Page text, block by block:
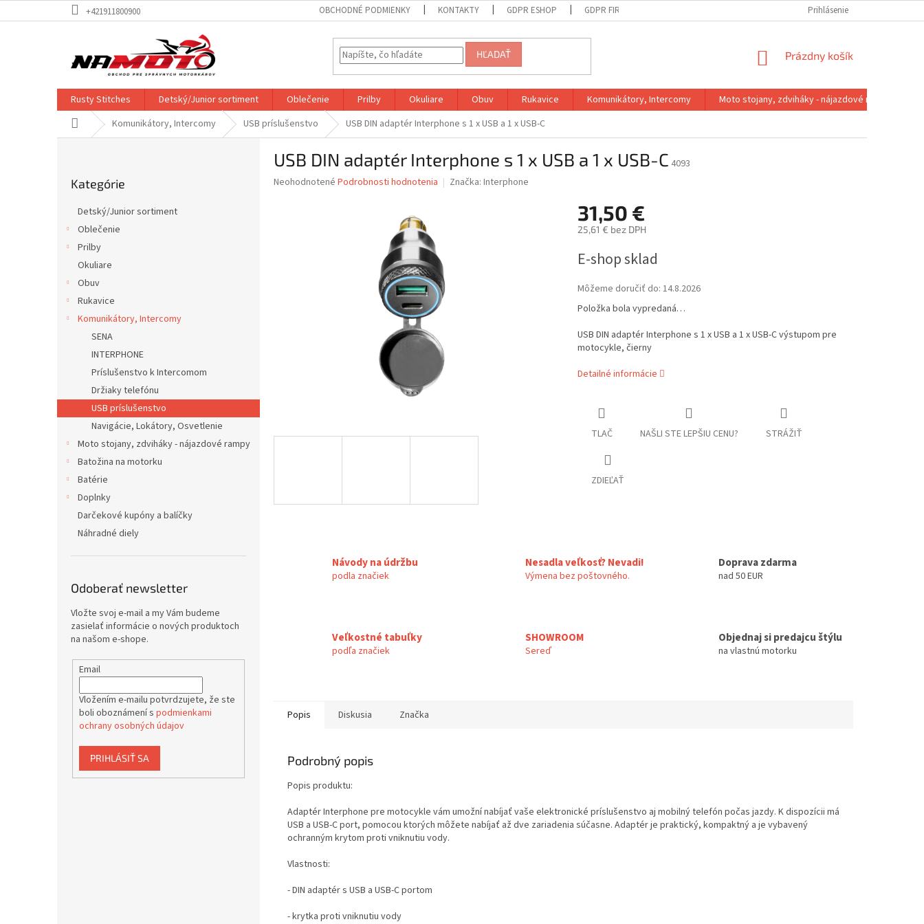
na
+421911800900 OBCHODNÉ PODMIENKY KONTAKTY GDPR ESHOP GDPR FIRMA VÝMENA VEĽKOSTI
Prihlásenie
HĽADAŤ
NÁKUPNÝ
Prázdny košík
Rusty Stitches Detský/Junior sortiment Oblečenie Prilby Okuliare Obuv Rukavice Komunikátory, Intercomy Moto stojany, zdviháky - nájazdové rampy
DomovKomunikátory, Intercomy USB príslušenstvo USB DIN adaptér Interphone s 1 x USB a 1 x USB-C
kategórie
Kategórie
Detský/Junior sortiment
Oblečenie
Prilby
Okuliare
Obuv
Rukavice
Komunikátory, Intercomy
SENA
INTERPHONE
Príslušenstvo k Intercomom
Držiaky telefónu
USB príslušenstvo
Navigácie, Lokátory, Osvetlenie
Moto stojany, zdviháky - nájazdové rampy
Batožina na motorku
Batérie
Doplnky
Darčekové kupóny a balíčky
Náhradné diely
Odoberať newsletter
Vložte svoj e-mail a my Vám budeme
zasielať informácie o nových produktoch
na našom e-shope.
Email
Vložením e-mailu potvrdzujete, že ste
boli oboznámení s podmienkami
ochrany osobných údajov
PRIHLÁSIŤ SA
USB DIN adaptér Interphone s 1 x USB a 1 x USB-C 4093
Priemerné
Neohodnotené Podrobnosti hodnotenia Značka: Interphone
31,50 €
25,61 € bez DPH
cena:
E-shop sklad
Môžeme doručiť do: 14.8.2026
Položka bola vypredaná…
USB DIN adaptér Interphone s 1 x USB a 1 x USB-C výstupom pre
motocykle, čierny
Detailné informácie
TLAČ NAŠLI STE LEPŠIU CENU? STRÁŽIŤ
ZDIEĽAŤ
Návody na údržbu
podla značiek
Nesadla veľkosť? Nevadi!
Výmena bez poštovného.
Doprava zdarma
nad 50 EUR
Veľkostné tabuľky
podľa značiek
SHOWROOM
Sereď
Objednaj si predajcu štýlu
na vlastnú motorku
Popis Diskusia Značka
Podrobný popis
Popis produktu:
Adaptér Interphone pre motocykle vám umožní nabíjať vaše elektronické príslušenstvo aj mobilný telefón počas jazdy. K dispozícii má
USB a USB-C port, pomocou ktorých môžete nabíjať až dve zariadenia súčasne. Adaptér je praktický, kompaktný a je vybavený
ochranným krytom proti vniknutiu vody.
Vlastnosti:
- DIN adaptér s USB a USB-C portom
- krytka proti vniknutiu vody